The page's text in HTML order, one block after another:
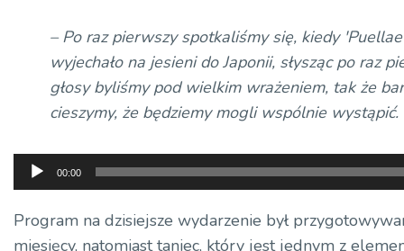
– Po raz pierwszy spotkaliśmy się, kiedy 'Puellae
wyjechało na jesieni do Japonii, słysząc po raz
głosy byliśmy pod wielkim wrażeniem, tak że
cieszymy, że będziemy mogli wspólnie wystąpić.
Odtwarzacz
plików
dźwiękowych
00:00
Program na dzisiejsze wydarzenie był
miesięcy, natomiast taniec, który jest jednym z